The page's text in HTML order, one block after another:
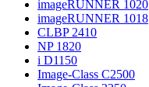
imageRUNNER 1020
imageRUNNER 1018
CLBP 2410
NP 1820
i D1150
Image-Class C2500